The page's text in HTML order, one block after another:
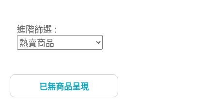
進階篩選 :